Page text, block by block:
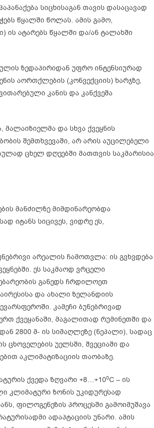
სიცხისაგან თავის დასაცავად
წყალში წოლას. ამის გამო,
ის ატარებს წყალში და/ან ტალახში
ზედაპირიდან უფრო ინტენსიურად
აორთქლების (კონვექციის) ხარჯზე,
კანის და კანქვეშა
მალაიზიელმა და სხვა ქვეყნის
შემთხვევაში, არ არის აუცილებელი
ცხელ დღეებში მათთვის საკმარისია
მანძილზე მიმდინარეობდა
იტანს სიცივეს, ვიდრე ეს,
არეალის ჩამოთვლა: ის გვხვდება
ეს საკმაოდ ვრცელი
განედს ჩრდილოეთ
და ახალი ზელანდიის
კამეჩი ბუნებრივად
ქვეყანაში, მაგალითად რუმინეთში და
2800 მ- ის სიმაღლეზე (ნეპალი), სადაც
ცხოველების უელსში, შვეციაში და
აკლიმატიზაციის თაობაზე.
ქვედა ზღვარი +8…+100C – ის
კლიმატური ზონის უკიდურესად
ფილოგენეზის პროცესში გამოიმუშავა
ადაპტაციის უნარი. ამის